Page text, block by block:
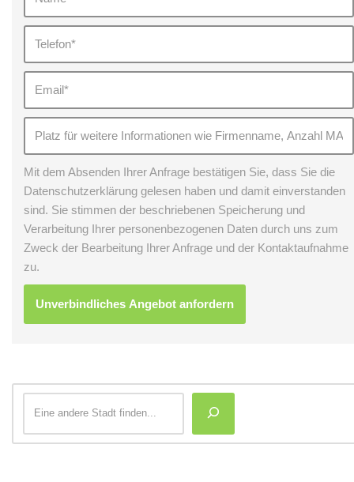
Mit dem Absenden Ihrer Anfrage bestätigen Sie, dass Sie die
Datenschutzerklärung gelesen haben und damit einverstanden
sind. Sie stimmen der beschriebenen Speicherung und
Verarbeitung Ihrer personenbezogenen Daten durch uns zum
Zweck der Bearbeitung Ihrer Anfrage und der Kontaktaufnahme
zu.